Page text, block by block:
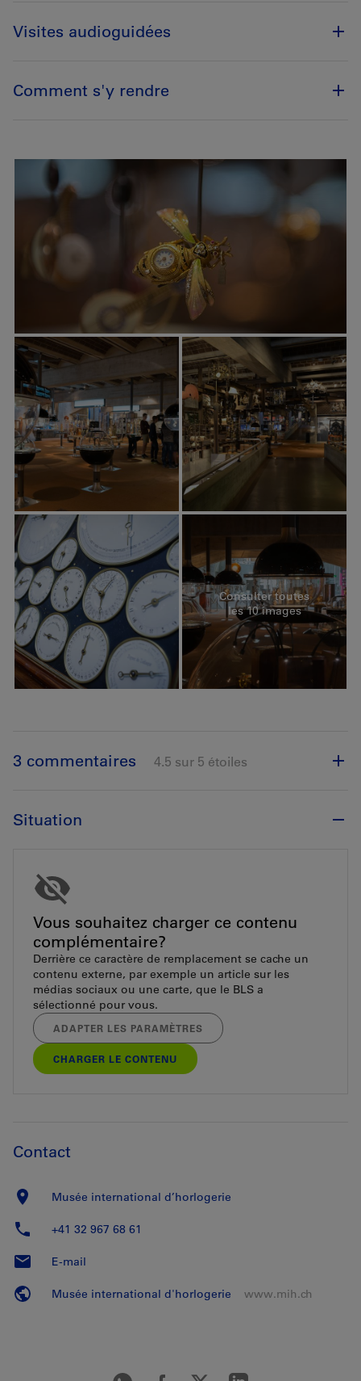
Visites audioguidées
Comment s'y rendre
Consulter toutes
les 10 images
3 commentaires 4.5 sur 5 étoiles
Situation
Vous souhaitez charger ce contenu
complémentaire?
Derrière ce caractère de remplacement se cache un
contenu externe, par exemple un article sur les
médias sociaux ou une carte, que le BLS a
sélectionné pour vous.
ADAPTER LES PARAMÈTRES
CHARGER LE CONTENU
Contact
Musée international d’horlogerie
+41 32 967 68 61
E-mail
Musée international d'horlogerie www.mih.ch